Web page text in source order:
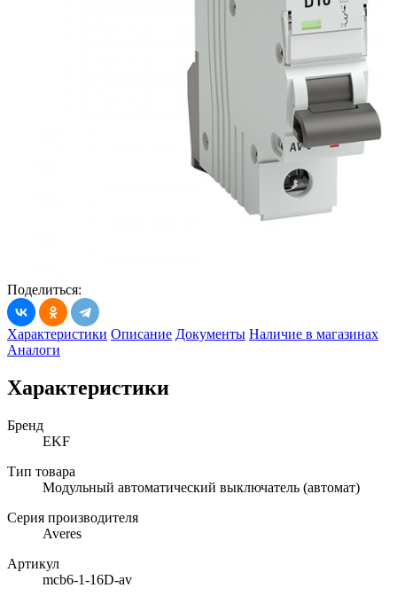
Поделиться:
Характеристики Описание Документы Наличие в магазинах
Аналоги
Характеристики
Бренд
EKF
Тип товара
Модульный автоматический выключатель (автомат)
Серия производителя
Averes
Артикул
mcb6-1-16D-av